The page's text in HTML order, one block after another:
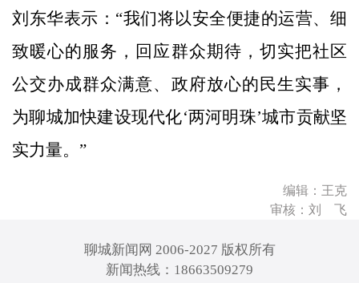
刘东华表示：“我们将以安全便捷的运营、细
致暖心的服务，回应群众期待，切实把社区
公交办成群众满意、政府放心的民生实事，
为聊城加快建设现代化‘两河明珠’城市贡献坚
实力量。”
编辑：王克
审核：刘 飞
聊城新闻网 2006-2027 版权所有
新闻热线：18663509279